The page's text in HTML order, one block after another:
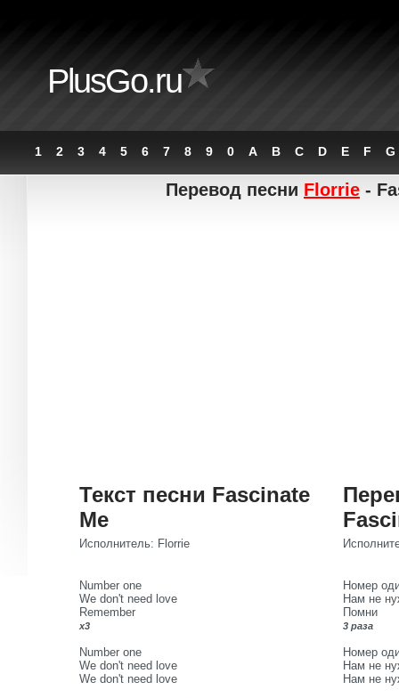
PlusGo.ru
1 2 3 4 5 6 7 8 9 0 A B C D E F G
Перевод песни Florrie -
Текст песни Fascinate
Me
Исполнитель: Florrie
Number one
We don't need love
Remember
x3
Number one
We don't need love
We don't need love
Номер
Нам не
Помни
3 раза
Номер
Нам не
Нам не